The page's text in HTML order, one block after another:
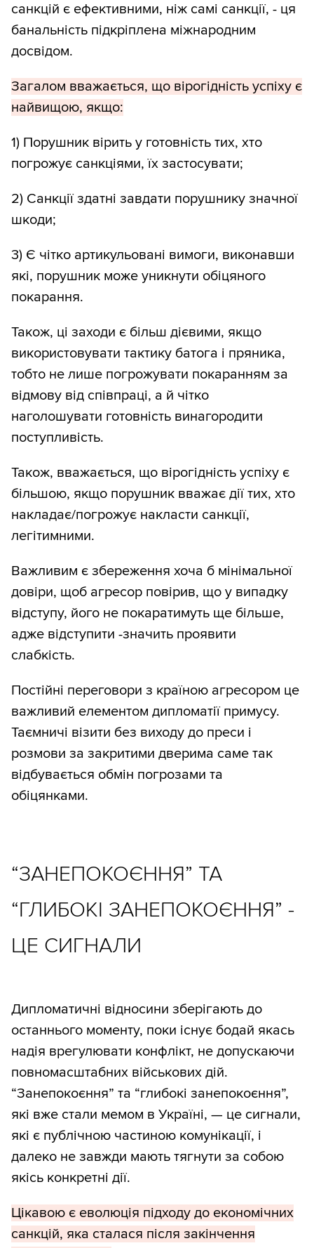
санкцій є ефективними, ніж самі санкції, - ця
банальність підкріплена міжнародним
досвідом.
Загалом вважається, що вірогідність успіху є
найвищою, якщо:
1) Порушник вірить у готовність тих, хто
погрожує санкціями, їх застосувати;
2) Санкції здатні завдати порушнику значної
шкоди;
3) Є чітко артикульовані вимоги, виконавши
які, порушник може уникнути обіцяного
покарання.
Також, ці заходи є більш дієвими, якщо
використовувати тактику батога і пряника,
тобто не лише погрожувати покаранням за
відмову від співпраці, а й чітко
наголошувати готовність винагородити
поступливість.
Також, вважається, що вірогідність успіху є
більшою, якщо порушник вважає дії тих, хто
накладає/погрожує накласти санкції,
легітимними.
Важливим є збереження хоча б мінімальної
довіри, щоб агресор повірив, що у випадку
відступу, його не покаратимуть ще більше,
адже відступити -значить проявити
слабкість.
Постійні переговори з країною агресором це
важливий елементом дипломатії примусу.
Таємничі візити без виходу до преси і
розмови за закритими дверима саме так
відбувається обмін погрозами та
обіцянками.
“ЗАНЕПОКОЄННЯ” ТА
“ГЛИБОКІ ЗАНЕПОКОЄННЯ” -
ЦЕ СИГНАЛИ
Дипломатичні відносини зберігають до
останнього моменту, поки існує бодай якась
надія врегулювати конфлікт, не допускаючи
повномасштабних військових дій.
“Занепокоєння” та “глибокі занепокоєння”,
які вже стали мемом в Україні, — це сигнали,
які є публічною частиною комунікації, і
далеко не завжди мають тягнути за собою
якісь конкретні дії.
Цікавою є еволюція підходу до економічних
санкцій, яка сталася після закінчення